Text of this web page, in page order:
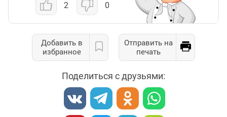
2 0
Добавить в
избранное
Отправить на
печать
Поделиться с друзьями: